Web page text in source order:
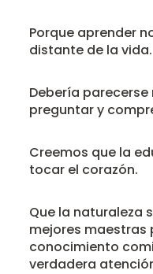
Porque aprender
distante de la vida.
Debería
preguntar y
Creemos que la
tocar el corazón.
Que la naturaleza
mejores maestras
conocimiento
verdadera